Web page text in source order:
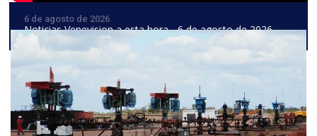
6 de agosto de 2026
Noticias Venevision a esta hora - 6 de agosto de 2026